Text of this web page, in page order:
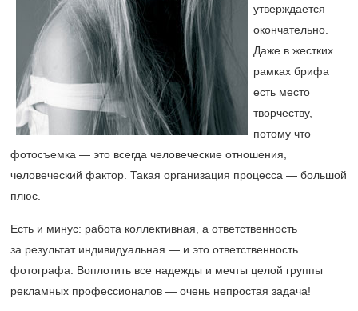
утверждается
окончательно.
Даже в жестких
рамках брифа
есть место
творчеству,
потому что
фотосъемка — это всегда человеческие отношения,
человеческий фактор. Такая организация процесса — большой
плюс.
Есть и минус: работа коллективная, а ответственность
за результат индивидуальная — и это ответственность
фотографа. Воплотить все надежды и мечты целой группы
рекламных профессионалов — очень непростая задача!